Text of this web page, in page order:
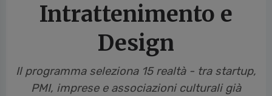
Intrattenimento e
Design
Il programma seleziona 15 realtà - tra startup,
PMI, imprese e associazioni culturali già